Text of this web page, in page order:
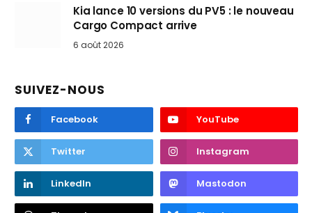
Kia lance 10 versions du PV5 : le nouveau
Cargo Compact arrive
6 août 2026
SUIVEZ-NOUS
Facebook YouTube
Twitter Instagram
LinkedIn Mastodon